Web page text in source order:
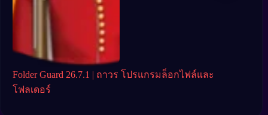
Folder Guard 26.7.1 | ถาวร โปรแกรมล็อกไฟล์และ
โฟลเดอร์